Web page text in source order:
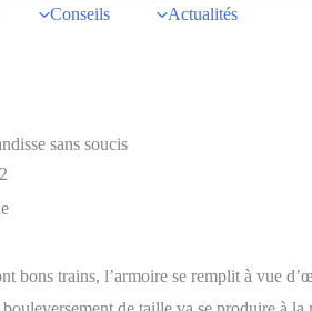
Conseils Actualités
sans soucis
bons trains, l’armoire se remplit à vue